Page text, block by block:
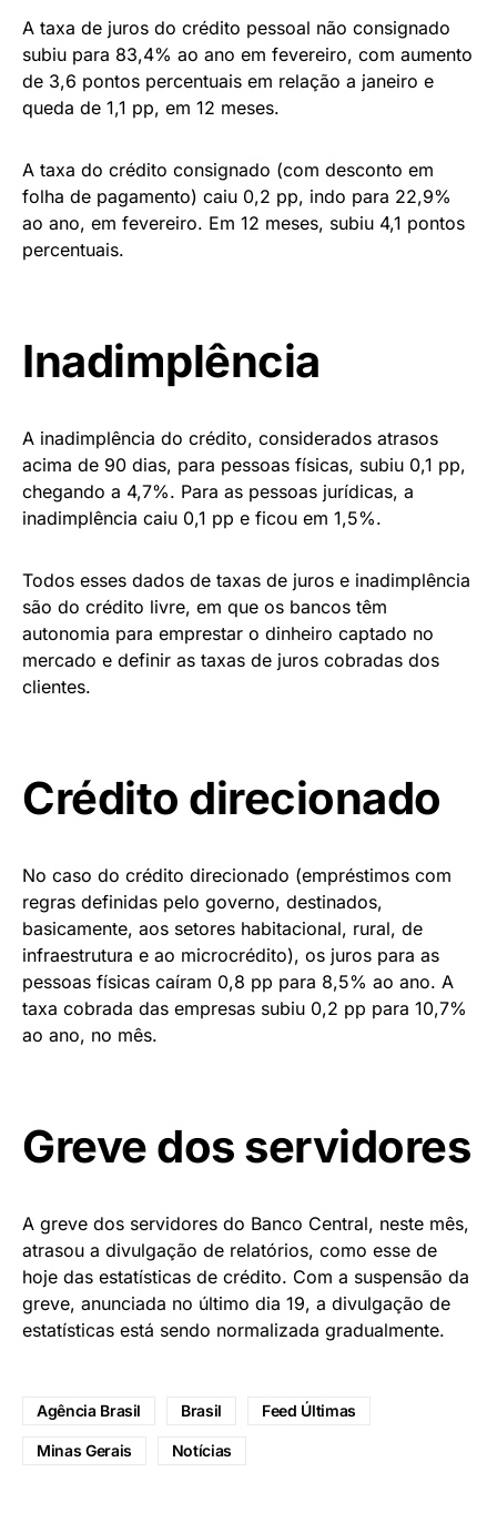
A taxa de juros do crédito pessoal não consignado
subiu para 83,4% ao ano em fevereiro, com aumento
de 3,6 pontos percentuais em relação a janeiro e
queda de 1,1 pp, em 12 meses.
A taxa do crédito consignado (com desconto em
folha de pagamento) caiu 0,2 pp, indo para 22,9%
ao ano, em fevereiro. Em 12 meses, subiu 4,1 pontos
percentuais.
Inadimplência
A inadimplência do crédito, considerados atrasos
acima de 90 dias, para pessoas físicas, subiu 0,1 pp,
chegando a 4,7%. Para as pessoas jurídicas, a
inadimplência caiu 0,1 pp e ficou em 1,5%.
Todos esses dados de taxas de juros e inadimplência
são do crédito livre, em que os bancos têm
autonomia para emprestar o dinheiro captado no
mercado e definir as taxas de juros cobradas dos
clientes.
Crédito direcionado
No caso do crédito direcionado (empréstimos com
regras definidas pelo governo, destinados,
basicamente, aos setores habitacional, rural, de
infraestrutura e ao microcrédito), os juros para as
pessoas físicas caíram 0,8 pp para 8,5% ao ano. A
taxa cobrada das empresas subiu 0,2 pp para 10,7%
ao ano, no mês.
Greve dos servidores
A greve dos servidores do Banco Central, neste mês,
atrasou a divulgação de relatórios, como esse de
hoje das estatísticas de crédito. Com a suspensão da
greve, anunciada no último dia 19, a divulgação de
estatísticas está sendo normalizada gradualmente.
Agência Brasil Brasil Feed Últimas
Minas Gerais Notícias